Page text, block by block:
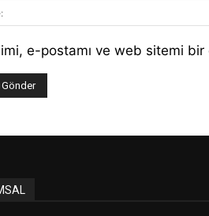
e-postamı ve web sitemi